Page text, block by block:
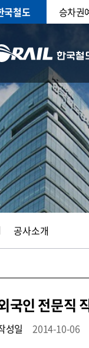
국철도 승차권
공사소개
국인 전문직
성일 2014-10-06